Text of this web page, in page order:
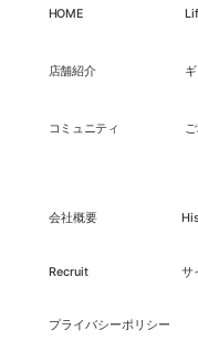
HOME
店舗紹介
コミュニティ
会社概要
Recruit サ
プライバシーポリシー